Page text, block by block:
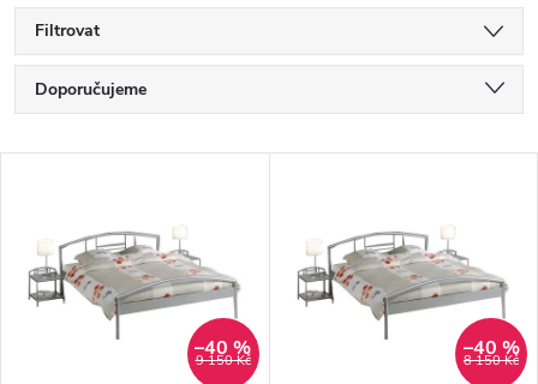
Filtrovat
a
n
Doporučujeme
Nejprodávanější
Abecedně
p
9 150 Kč
–40 % 8 150 Kč
–40 %